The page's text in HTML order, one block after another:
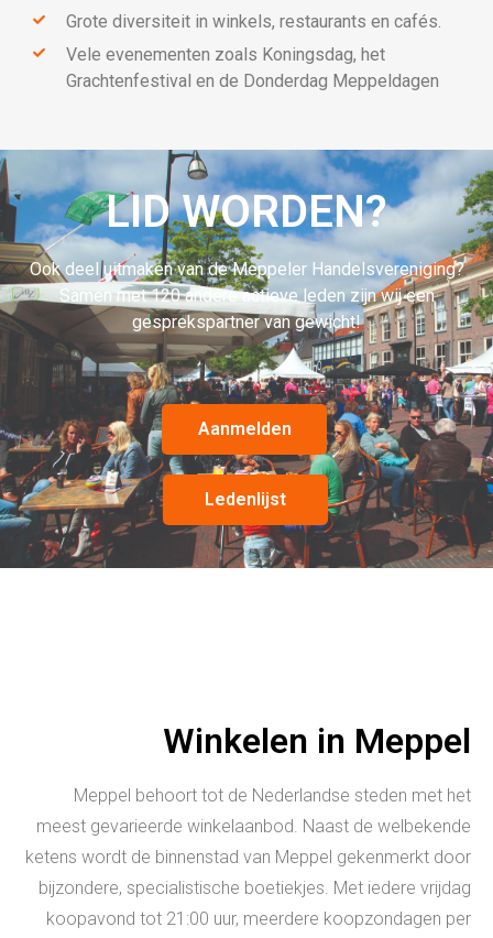
Grote diversiteit in winkels, restaurants en cafés.
Vele evenementen zoals Koningsdag, het
Grachtenfestival en de Donderdag Meppeldagen
LID WORDEN?
Ook deel uitmaken van de Meppeler Handelsvereniging?
Samen met 120 andere actieve leden zijn wij een
gesprekspartner van gewicht!
Aanmelden
Ledenlijst
Winkelen in Meppel
Meppel behoort tot de Nederlandse steden met het
meest gevarieerde winkelaanbod. Naast de welbekende
ketens wordt de binnenstad van Meppel gekenmerkt door
bijzondere, specialistische boetiekjes. Met iedere vrijdag
koopavond tot 21:00 uur, meerdere koopzondagen per